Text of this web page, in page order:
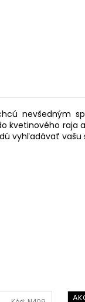
nevšedným
kvetinového
vyhľadávať vašu